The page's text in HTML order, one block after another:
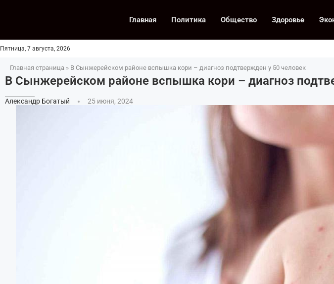
Главная Политика Общество Здоровье
Пятница, 7 августа, 2026
Главная страница » В Сынжерейском районе вспышка кори – диагноз подтвержден у 50 человек
В Сынжерейском районе вспышка кори – диагноз
Александр Богатый 25 июня, 2024